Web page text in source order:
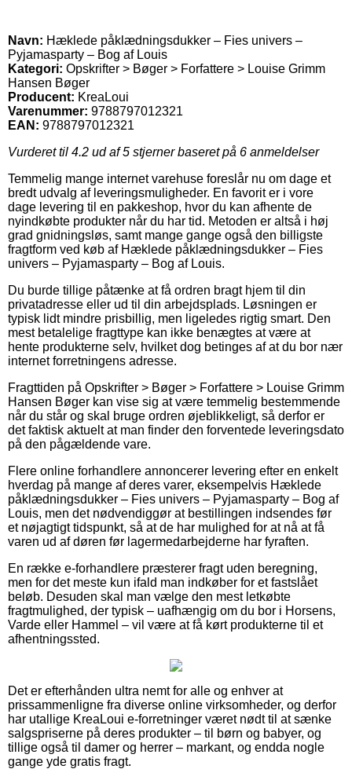
Navn: Hæklede påklædningsdukker – Fies univers –
Pyjamasparty – Bog af Louis
Kategori: Opskrifter > Bøger > Forfattere > Louise Grimm
Hansen Bøger
Producent: KreaLoui
Varenummer: 9788797012321
EAN: 9788797012321
Vurderet til 4.2 ud af 5 stjerner baseret på 6 anmeldelser
Temmelig mange internet varehuse foreslår nu om dage et
bredt udvalg af leveringsmuligheder. En favorit er i vore
dage levering til en pakkeshop, hvor du kan afhente de
nyindkøbte produkter når du har tid. Metoden er altså i høj
grad gnidningsløs, samt mange gange også den billigste
fragtform ved køb af Hæklede påklædningsdukker – Fies
univers – Pyjamasparty – Bog af Louis.
Du burde tillige påtænke at få ordren bragt hjem til din
privatadresse eller ud til din arbejdsplads. Løsningen er
typisk lidt mindre prisbillig, men ligeledes rigtig smart. Den
mest betalelige fragttype kan ikke benægtes at være at
hente produkterne selv, hvilket dog betinges af at du bor nær
internet forretningens adresse.
Fragttiden på Opskrifter > Bøger > Forfattere > Louise Grimm
Hansen Bøger kan vise sig at være temmelig bestemmende
når du står og skal bruge ordren øjeblikkeligt, så derfor er
det faktisk aktuelt at man finder den forventede leveringsdato
på den pågældende vare.
Flere online forhandlere annoncerer levering efter en enkelt
hverdag på mange af deres varer, eksempelvis Hæklede
påklædningsdukker – Fies univers – Pyjamasparty – Bog af
Louis, men det nødvendiggør at bestillingen indsendes før
et nøjagtigt tidspunkt, så at de har mulighed for at nå at få
varen ud af døren før lagermedarbejderne har fyraften.
En række e-forhandlere præsterer fragt uden beregning,
men for det meste kun ifald man indkøber for et fastslået
beløb. Desuden skal man vælge den mest letkøbte
fragtmulighed, der typisk – uafhængig om du bor i Horsens,
Varde eller Hammel – vil være at få kørt produkterne til et
afhentningssted.
Det er efterhånden ultra nemt for alle og enhver at
prissammenligne fra diverse online virksomheder, og derfor
har utallige KreaLoui e-forretninger været nødt til at sænke
salgspriserne på deres produkter – til børn og babyer, og
tillige også til damer og herrer – markant, og endda nogle
gange yde gratis fragt.